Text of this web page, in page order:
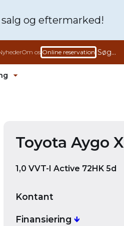
salg og eftermarked!
Om os Online reservation
ud
Toyota Aygo X
1,0 VVT-I Active 72HK 5d
Kontant
Finansiering 🡻